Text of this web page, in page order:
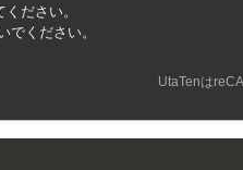
ださい。
ください。
UtaTenは